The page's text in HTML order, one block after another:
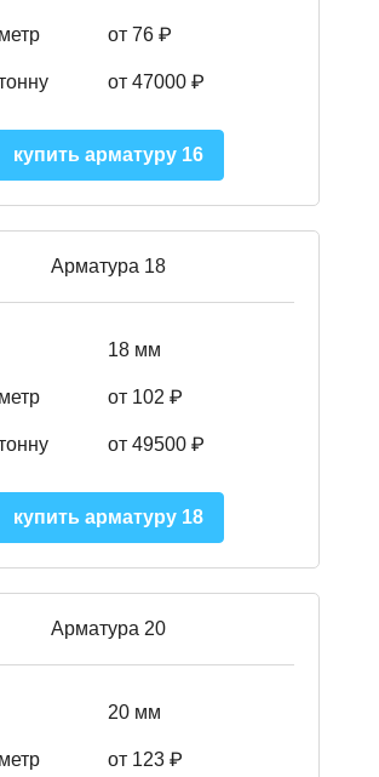
от 76 ₽
от 47000 ₽
купить арматуру 16
Арматура 18
18 мм
от 102 ₽
от 49500 ₽
купить арматуру 18
Арматура 20
20 мм
от 123 ₽